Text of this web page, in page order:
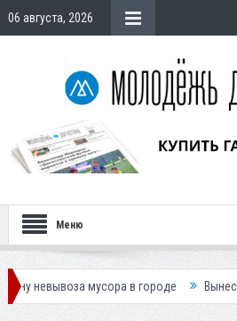
06 августа, 2026
Меню
в городе Вынесен приговор по